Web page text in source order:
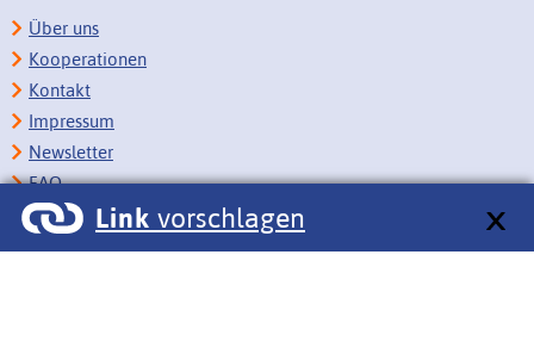
Link vorschlagen
Über uns
Kooperationen
Kontakt
Impressum
Newsletter
FAQ
Copyright